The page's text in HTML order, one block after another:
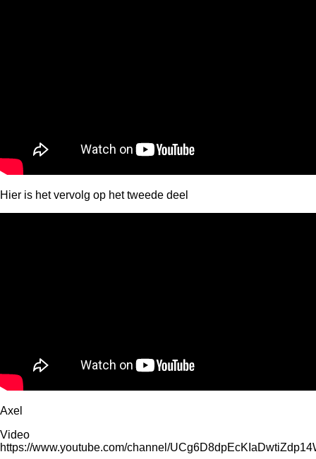
Hier is het vervolg op het tweede deel
Axel
Video
https://www.youtube.com/channel/